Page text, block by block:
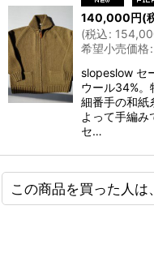
140,000円(
(税込:
希望小売価格:
slopeslow セ
ウール34%。
細番手の和紙
よって手編み
セ…
この商品を買った人